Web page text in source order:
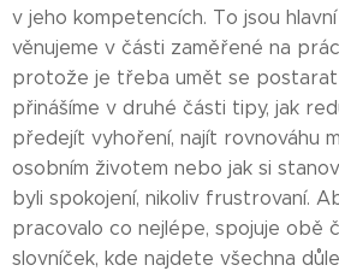
v jeho kompetencích. To jsou
věnujeme v části zaměřené na
protože je třeba umět se postarat
přinášíme v druhé části tipy, jak
předejít vyhoření, najít rovnováhu
osobním životem nebo jak si
byli spokojení, nikoliv frustrovaní.
pracovalo co nejlépe, spojuje obě
slovníček, kde najdete všechna